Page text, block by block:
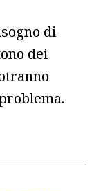
di
dei